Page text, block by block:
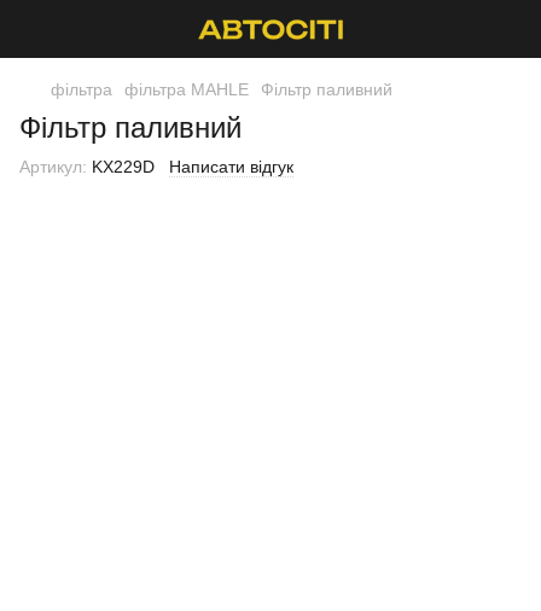
фільтра фільтра MAHLE Фільтр паливний
Фільтр паливний
Артикул: KX229D Написати відгук